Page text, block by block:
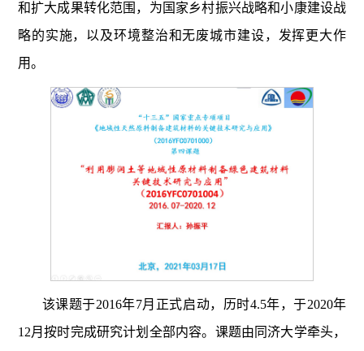
和扩大成果转化范围，为国家乡村振兴战略和小康建设战
略的实施，以及环境整治和无废城市建设，发挥更大作
用。
该课题于2016年7月正式启动，历时4.5年，于2020年
12月按时完成研究计划全部内容。课题由同济大学牵头，